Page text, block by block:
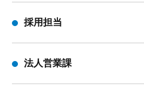
採用担当
法人営業課